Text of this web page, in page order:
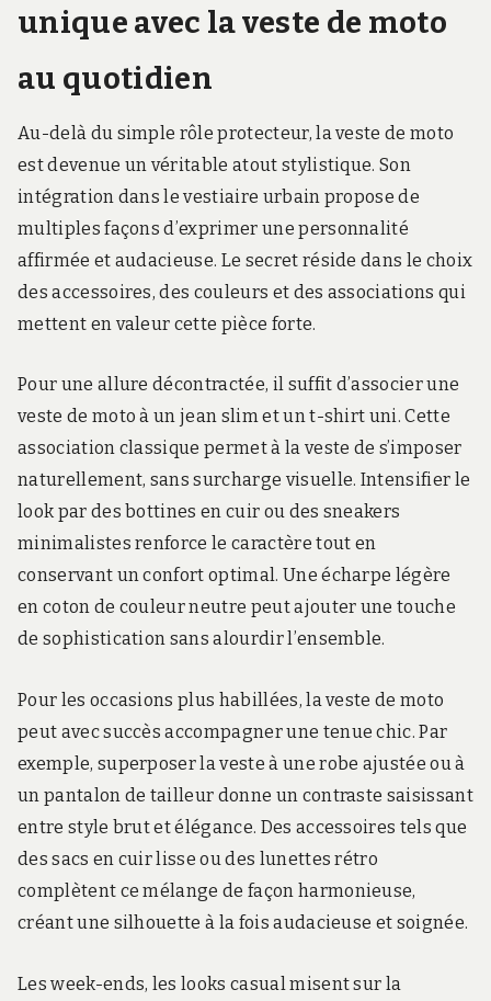
unique avec la veste de moto
au quotidien
Au-delà du simple rôle protecteur, la veste de moto
est devenue un véritable atout stylistique. Son
intégration dans le vestiaire urbain propose de
multiples façons d’exprimer une personnalité
affirmée et audacieuse. Le secret réside dans le choix
des accessoires, des couleurs et des associations qui
mettent en valeur cette pièce forte.
Pour une allure décontractée, il suffit d’associer une
veste de moto à un jean slim et un t-shirt uni. Cette
association classique permet à la veste de s’imposer
naturellement, sans surcharge visuelle. Intensifier le
look par des bottines en cuir ou des sneakers
minimalistes renforce le caractère tout en
conservant un confort optimal. Une écharpe légère
en coton de couleur neutre peut ajouter une touche
de sophistication sans alourdir l’ensemble.
Pour les occasions plus habillées, la veste de moto
peut avec succès accompagner une tenue chic. Par
exemple, superposer la veste à une robe ajustée ou à
un pantalon de tailleur donne un contraste saisissant
entre style brut et élégance. Des accessoires tels que
des sacs en cuir lisse ou des lunettes rétro
complètent ce mélange de façon harmonieuse,
créant une silhouette à la fois audacieuse et soignée.
Les week-ends, les looks casual misent sur la